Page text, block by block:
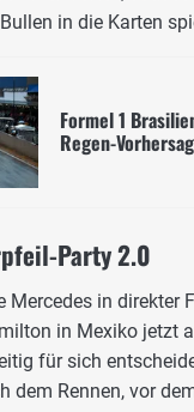
in die Karten
Formel 1
Regen-
Party 2.0
Mercedes in direkter
in Mexiko jetzt
für sich
dem Rennen, vor